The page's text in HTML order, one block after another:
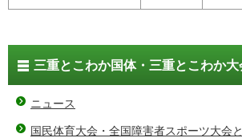
三重とこわか国体・三重とこわか大
ニュース
国民体育大会・全国障害者スポーツ大会